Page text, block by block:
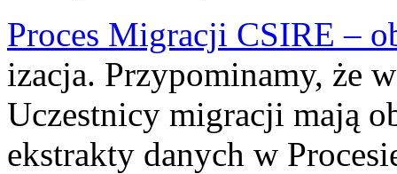
Proces Migracji CSIRE –
izacja. Przypominamy, że
Uczestnicy migracji mają
ekstrakty danych w